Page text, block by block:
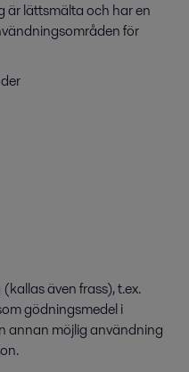
är lättsmälta och har en
för
även frass), t.ex.
gödningsmedel i
annan möjlig användning